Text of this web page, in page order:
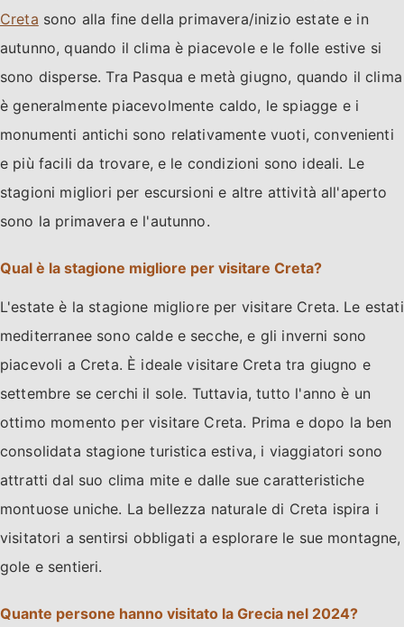
Creta sono alla fine della primavera/inizio estate e in
autunno, quando il clima è piacevole e le folle estive si
sono disperse. Tra Pasqua e metà giugno, quando il clima
è generalmente piacevolmente caldo, le spiagge e i
monumenti antichi sono relativamente vuoti, convenienti
e più facili da trovare, e le condizioni sono ideali. Le
stagioni migliori per escursioni e altre attività all'aperto
sono la primavera e l'autunno.
Qual è la stagione migliore per visitare Creta?
L'estate è la stagione migliore per visitare Creta. Le estati
mediterranee sono calde e secche, e gli inverni sono
piacevoli a Creta. È ideale visitare Creta tra giugno e
settembre se cerchi il sole. Tuttavia, tutto l'anno è un
ottimo momento per visitare Creta. Prima e dopo la ben
consolidata stagione turistica estiva, i viaggiatori sono
attratti dal suo clima mite e dalle sue caratteristiche
montuose uniche. La bellezza naturale di Creta ispira i
visitatori a sentirsi obbligati a esplorare le sue montagne,
gole e sentieri.
Quante persone hanno visitato la Grecia nel 2024?